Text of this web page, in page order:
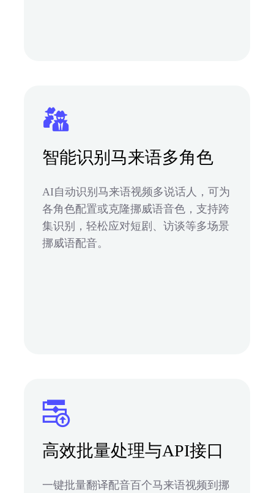
智能识别马来语多角色
AI自动识别马来语视频多说话人，可为
各角色配置或克隆挪威语音色，支持跨
集识别，轻松应对短剧、访谈等多场景
挪威语配音。
高效批量处理与API接口
一键批量翻译配音百个马来语视频到挪